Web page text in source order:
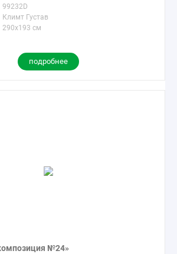
99232D
Климт Густав
290x193 см
подробнее
№24»